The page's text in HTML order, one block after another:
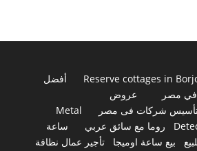
Reserve cottages in
أفضل
في مصر
عروض
شركات فى مصر
Metal
روما مع سائق عربي
ساعة
بيع ساعة اوميجا تأجير عمال نظافة